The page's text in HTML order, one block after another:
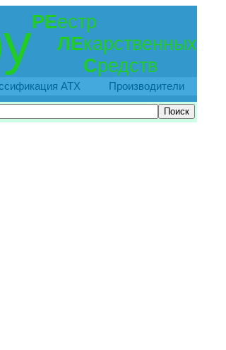
РЕестр
ЛЕкарственных
Средств
АТХ Производители